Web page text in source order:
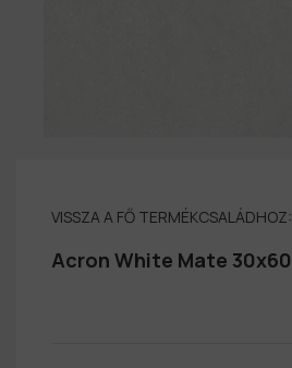
VISSZA A FŐ TERMÉKCSALÁDHOZ:
Acron White Mate 30x60